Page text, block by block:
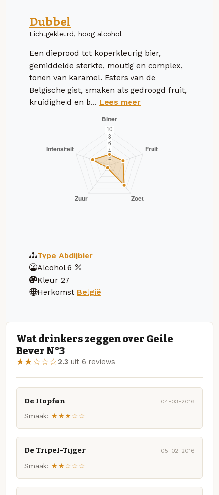
Dubbel
Lichtgekleurd, hoog alcohol
Een dieprood tot koperkleurig bier,
gemiddelde sterkte, moutig en complex,
tonen van karamel. Esters van de
Belgische gist, smaken als gedroogd fruit,
kruidigheid en b... Lees meer
Type Abdijbier
Alcohol 6
Kleur 27
Herkomst België
Wat drinkers zeggen over Geile
Bever N°3
★★☆☆☆2.3 uit 6 reviews
De Hopfan 04-03-2016
Smaak: ★★★☆☆
De Tripel-Tijger 05-02-2016
Smaak: ★★☆☆☆